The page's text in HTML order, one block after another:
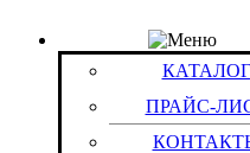
КАТАЛОГ
ПРАЙС-
Товар: Батарея
Код товара: 15008